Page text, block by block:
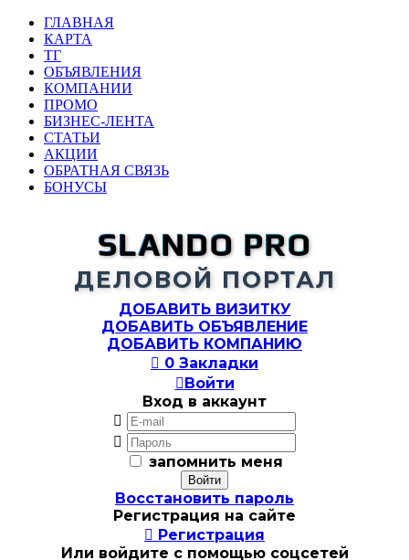
ГЛАВНАЯ
КАРТА
ТГ
ОБЪЯВЛЕНИЯ
КОМПАНИИ
ПРОМО
БИЗНЕС-ЛЕНТА
СТАТЬИ
АКЦИИ
ОБРАТНАЯ СВЯЗЬ
БОНУСЫ
SLANDO PRO
ДЕЛОВОЙ ПОРТАЛ
ДОБАВИТЬ ВИЗИТКУ
ДОБАВИТЬ ОБЪЯВЛЕНИЕ
ДОБАВИТЬ КОМПАНИЮ
 0 Закладки
Войти
Вход в аккаунт


запомнить меня
Восстановить пароль
Регистрация на сайте
 Регистрация
Или войдите с помощью соцсетей